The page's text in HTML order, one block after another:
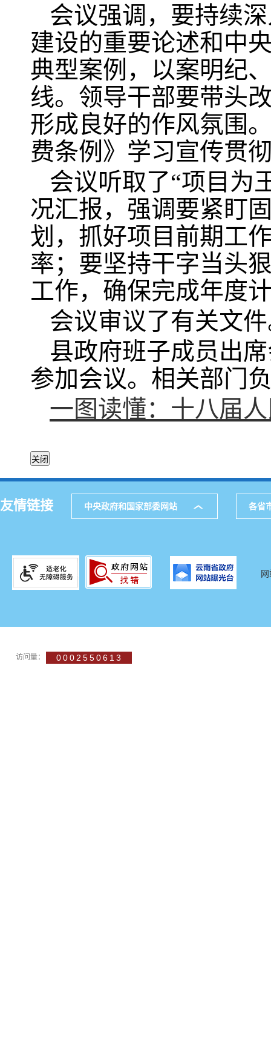
会议强调，要持续
建设的重要论述和中
典型案例，以案明纪
线。领导干部要带头
形成良好的作风氛围
费条例》学习宣传贯
会议听取了“项目为
况汇报，强调要紧盯
划，抓好项目前期工
率；要坚持干字当头
工作，确保完成年度
会议审议了有关文
县政府班子成员出
参加会议。相关部门
一图读懂：十八届
友情链接 中央政府和国家部委网站 各省
访问量： 0002550613